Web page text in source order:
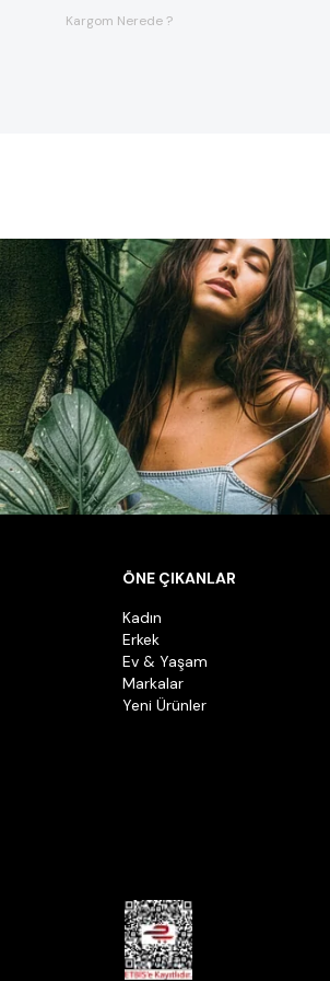
Kargom Nerede ?
ÖNE ÇIKANLAR
Kadın
Erkek
Ev & Yaşam
Markalar
Yeni Ürünler